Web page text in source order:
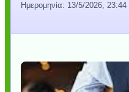
Ημερομηνία: 13/5/2026, 23:44